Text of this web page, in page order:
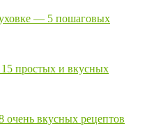
— 5 пошаговых
15 простых и вкусных
очень вкусных рецептов